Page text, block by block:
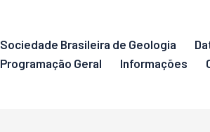
Sociedade Brasileira de Geologia
Programação Geral
Informações